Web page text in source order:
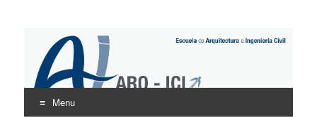
ARQ – ICI
UNINTER
Menu